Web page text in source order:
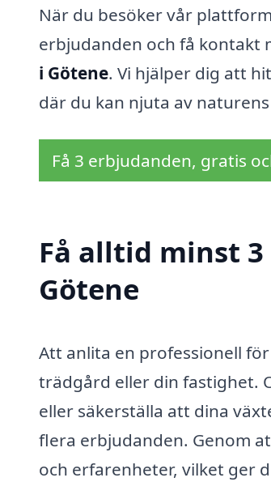
När du besöker vår
erbjudanden och få kontakt
i Götene. Vi hjälper dig att
där du kan njuta av
Få 3 erbjudanden, gratis
Få alltid minst
Götene
Att anlita en professionell för
trädgård eller din fastighet.
eller säkerställa att dina
flera erbjudanden. Genom
och erfarenheter, vilket ger